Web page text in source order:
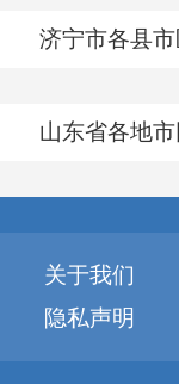
济宁市各县
山东省各地
关于我们
隐私声明